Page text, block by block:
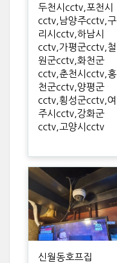
두천시cctv,포천시
cctv,남양주cctv,구
리시cctv,하남시
cctv,가평군cctv,철
원군cctv,화천군
cctv,춘천시cctv,홍
천군cctv,양평군
cctv,횡성군cctv,여
주시cctv,강화군
cctv,고양시cctv
신월동호프집